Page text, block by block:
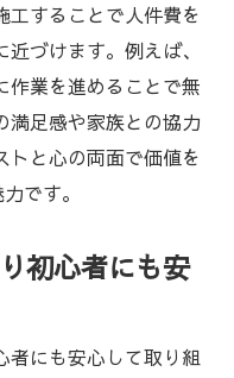
構工事のDIY体験
ガーデンづくりの
DIYの技術と知識
構工事のアイデア
準備とは
工することで人件費を
づけます。例えば、
作業を進めることで無
満足感や家族との協力
トと心の両面で価値を
です。
初心者にも安
者にも安心して取り組